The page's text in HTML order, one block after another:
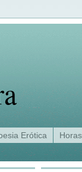
Erótica